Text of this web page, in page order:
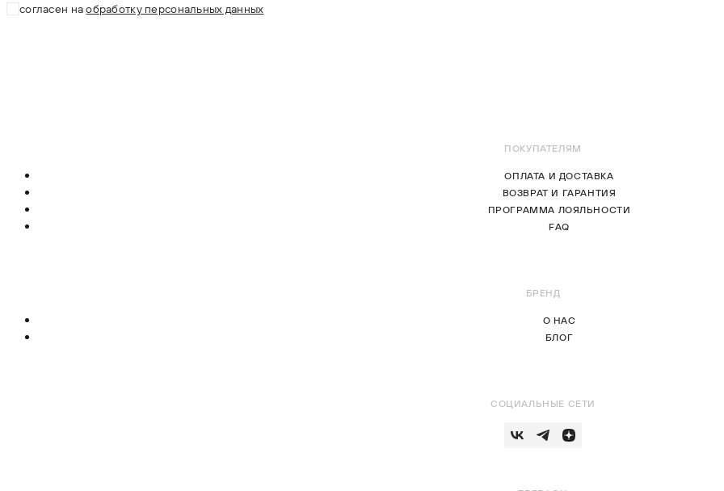
согласен наобработку персональных данных
СОЦИАЛЬНЫЕ СЕТИ
ПОКУПАТЕЛЯМ
ОПЛАТА И ДОСТАВКА
ВОЗВРАТ И ГАРАНТИЯ
ПРОГРАММА ЛОЯЛЬНОСТИ
FAQ
БРЕНД
О НАС
БЛОГ